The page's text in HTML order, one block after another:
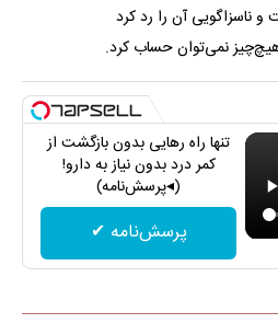
و ناسزاگویی آن را رد کرد
نمی‌توان حساب کرد.
تنها راه رهایی بدون بازگشت از
کمر درد بدون نیاز به دارو!
(◂پرسش‌نامه)
پرسش‌نامه ✔